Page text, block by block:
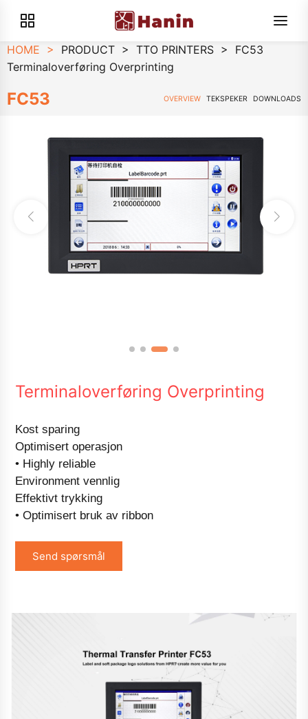
HOME > PRODUCT > TTO PRINTERS >
FC53
Terminaloverføring Overprinting
FC53 OVERVIEW TEKSPEKER DOWNLOADS
Terminaloverføring Overprinting
Kost sparing
Optimisert operasjon
• Highly reliable
Environment vennlig
Effektivt trykking
• Optimisert bruk av ribbon
Send spørsmål